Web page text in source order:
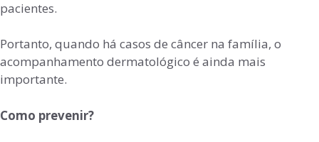
pacientes.
Portanto, quando há casos de câncer na família, o
acompanhamento dermatológico é ainda mais
importante.
Como prevenir?